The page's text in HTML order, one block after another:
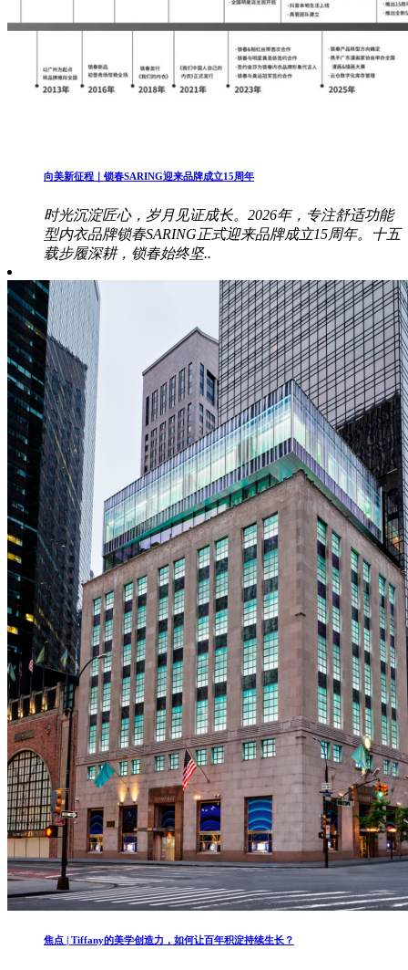
向美新征程｜锁春SARING迎来品牌成立15周年
时光沉淀匠心，岁月见证成长。2026年，专注舒适功能
型内衣品牌锁春SARING正式迎来品牌成立15周年。十五
载步履深耕，锁春始终坚..
焦点 | Tiffany的美学创造力，如何让百年积淀持续生长？